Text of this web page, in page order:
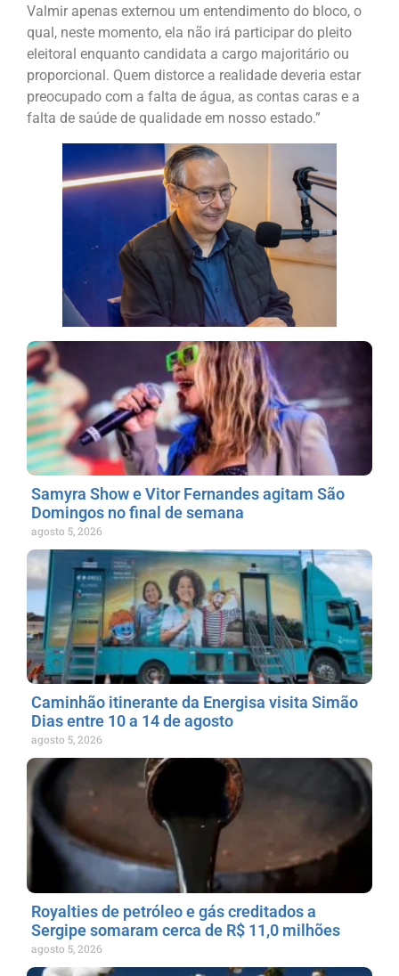
Valmir apenas externou um entendimento do bloco, o
qual, neste momento, ela não irá participar do pleito
eleitoral enquanto candidata a cargo majoritário ou
proporcional. Quem distorce a realidade deveria estar
preocupado com a falta de água, as contas caras e a
falta de saúde de qualidade em nosso estado.”
Samyra Show e Vitor Fernandes agitam São
Domingos no final de semana
agosto 5, 2026
Caminhão itinerante da Energisa visita Simão
Dias entre 10 a 14 de agosto
agosto 5, 2026
Royalties de petróleo e gás creditados a
Sergipe somaram cerca de R$ 11,0 milhões
agosto 5, 2026